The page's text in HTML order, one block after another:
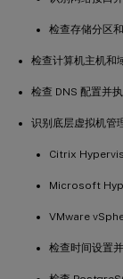
检查存储分区
检查计算机主机和
检查 DNS 配置并
识别底层虚拟机管
Citrix
Microsoft
VMware
检查时间设置